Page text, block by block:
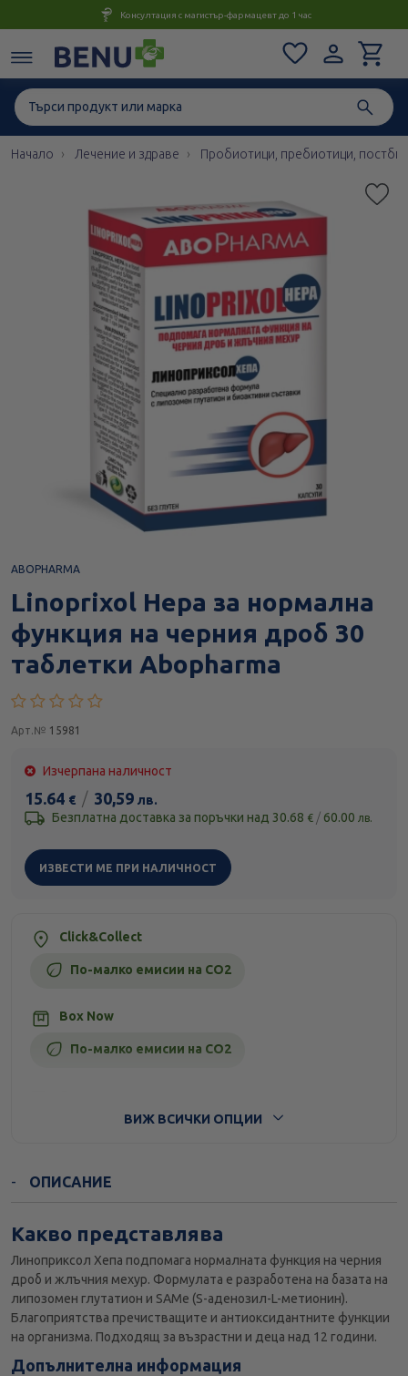
Консултация с магистър-фармацевт до 1 час
Начало Лечение и здраве Пробиотици, пребиотици,
ABOPHARMA
Linoprixol Hepa за нормална
функция на черния дроб 30
таблетки Abopharma
Арт.№ 15981
Изчерпана наличност
15.64 € / 30,59 лв.
Безплатна доставка за поръчки над 30.68 € / 60.00 лв.
ИЗВЕСТИ МЕ ПРИ НАЛИЧНОСТ
Click&Collect
По-малко емисии на CO2
Box Now
По-малко емисии на CO2
ВИЖ ВСИЧКИ ОПЦИИ
ОПИСАНИЕ
Какво представлява
Линоприксол Хепа подпомага нормалната функция на черния
дроб и жлъчния мехур. Формулата е разработена на базата на
липозомен глутатион и SAMe (S-аденозил-L-метионин).
Благоприятства пречистващите и антиоксидантните функции
на организма. Подходящ за възрастни и деца над 12 години.
Допълнителна информация